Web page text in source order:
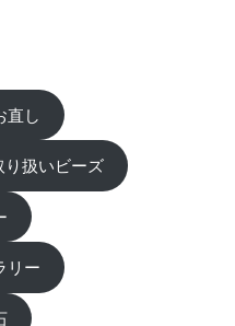
直し
り扱いビーズ
リー